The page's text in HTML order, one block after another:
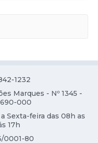
1232
Marques - Nº 1345 -
000
Sexta-feira das 08h as
17h
0001-80